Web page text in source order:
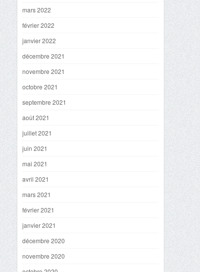
mars 2022
février 2022
janvier 2022
décembre 2021
novembre 2021
octobre 2021
septembre 2021
août 2021
juillet 2021
juin 2021
mai 2021
avril 2021
mars 2021
février 2021
janvier 2021
décembre 2020
novembre 2020